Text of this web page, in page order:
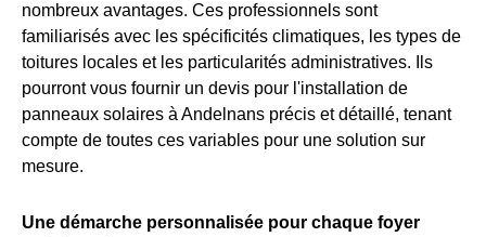
nombreux avantages. Ces professionnels sont
familiarisés avec les spécificités climatiques, les types de
toitures locales et les particularités administratives. Ils
pourront vous fournir un devis pour l'installation de
panneaux solaires à Andelnans précis et détaillé, tenant
compte de toutes ces variables pour une solution sur
mesure.
Une démarche personnalisée pour chaque foyer